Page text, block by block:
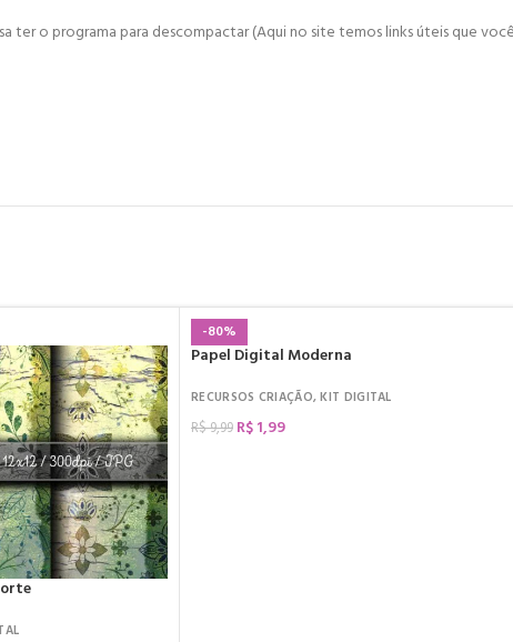
ter o programa para descompactar (Aqui no site temos links úteis que
-80%
Papel Digital Moderna
RECURSOS CRIAÇÃO,KIT DIGITAL
R$9,99 R$1,99